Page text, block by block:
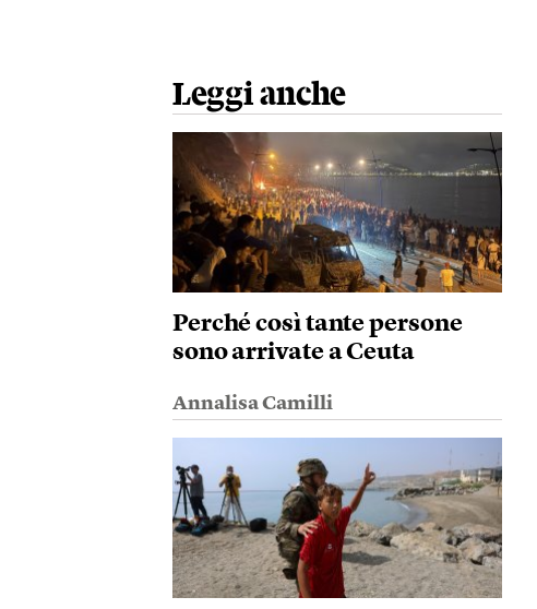
Leggi anche
Perché così tante persone
sono arrivate a Ceuta
Annalisa Camilli